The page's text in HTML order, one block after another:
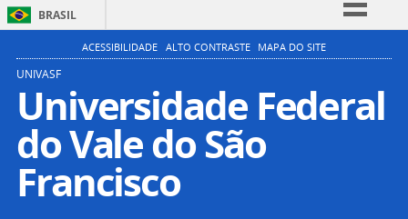
BRASIL
Simplifique!
Participe
Acesso à informação
Legislação
ACESSIBILIDADE ALTO CONTRASTE MAPA DO SITE
UNIVASF
Universidade Federal
do Vale do São
Francisco